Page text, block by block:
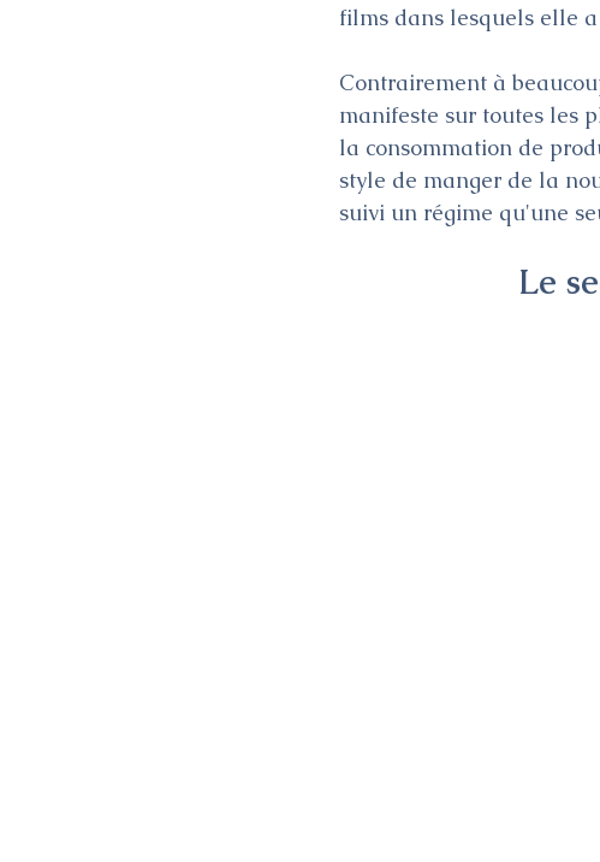
films dans lesquels elle
Contrairement à
manifeste sur toutes les
la consommation de
style de manger de la
suivi un régime qu'une
Le